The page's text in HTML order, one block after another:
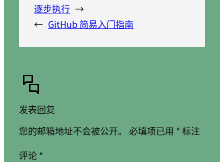
逐步执行 →
← GitHub 简易入门指南
发表回复
您的邮箱地址不会被公开。
必填项已用 *标注
评论*